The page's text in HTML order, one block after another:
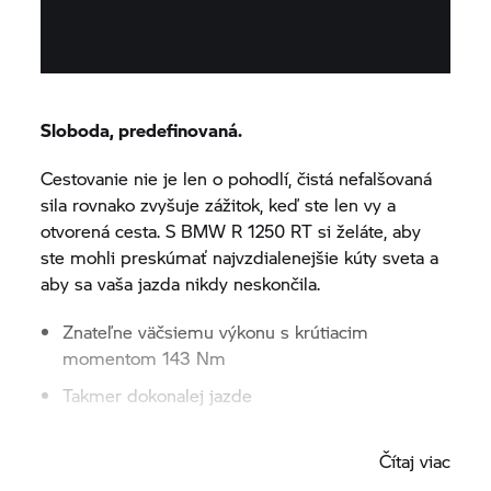
Sloboda, predefinovaná.
Cestovanie nie je len o pohodlí, čistá nefalšovaná
sila rovnako zvyšuje zážitok, keď ste len vy a
otvorená cesta. S BMW R 1250 RT si želáte, aby
ste mohli preskúmať najvzdialenejšie kúty sveta a
aby sa vaša jazda nikdy neskončila.
Znateľne väčsiemu výkonu s krútiacim
momentom 143 Nm
Takmer dokonalej jazde
Čítaj viac